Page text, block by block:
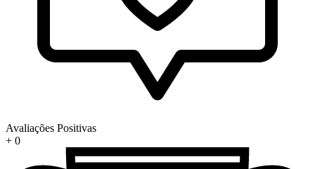
Avaliações Positivas
+ 0